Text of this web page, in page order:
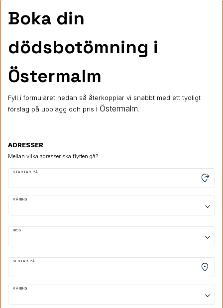
Boka din
dödsbotömning i
Östermalm
Fyll i formuläret nedan så återkopplar vi snabbt med ett tydligt
förslag på upplägg och pris i Östermalm
ADRESSER
Mellan vilka adresser ska flytten gå?
STARTAR PÅ
moved_location
VÅNING
keyboard_arrow_down
HISS
keyboard_arrow_down
SLUTAR PÅ
location_on
VÅNING
keyboard_arrow_down